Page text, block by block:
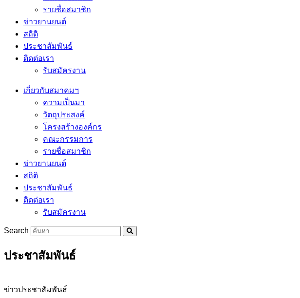
รายชื่อสมาชิก
ข่าวยานยนต์
สถิติ
ประชาสัมพันธ์
ติดต่อเรา
รับสมัครงาน
เกี่ยวกับสมาคมฯ
ความเป็นมา
วัตถุประสงค์
โครงสร้างองค์กร
คณะกรรมการ
รายชื่อสมาชิก
ข่าวยานยนต์
สถิติ
ประชาสัมพันธ์
ติดต่อเรา
รับสมัครงาน
Search
ประชาสัมพันธ์
ข่าวประชาสัมพันธ์